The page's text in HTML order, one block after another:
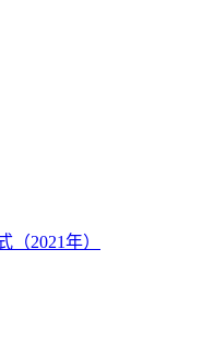
2021年）